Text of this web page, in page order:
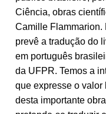
Ciência, obras
Camille Flammarion.
prevê a tradução do
em português
da UFPR. Temos a
que expresse o
desta importante